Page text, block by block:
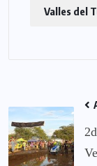
Valles del